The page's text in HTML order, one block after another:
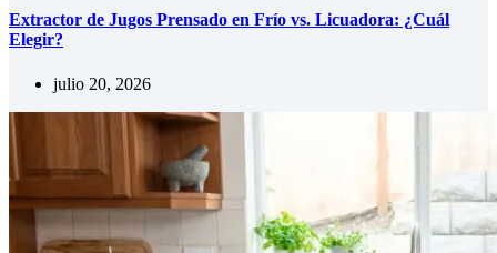
Extractor de Jugos Prensado en Frío vs. Licuadora: ¿Cuál
Elegir?
julio 20, 2026